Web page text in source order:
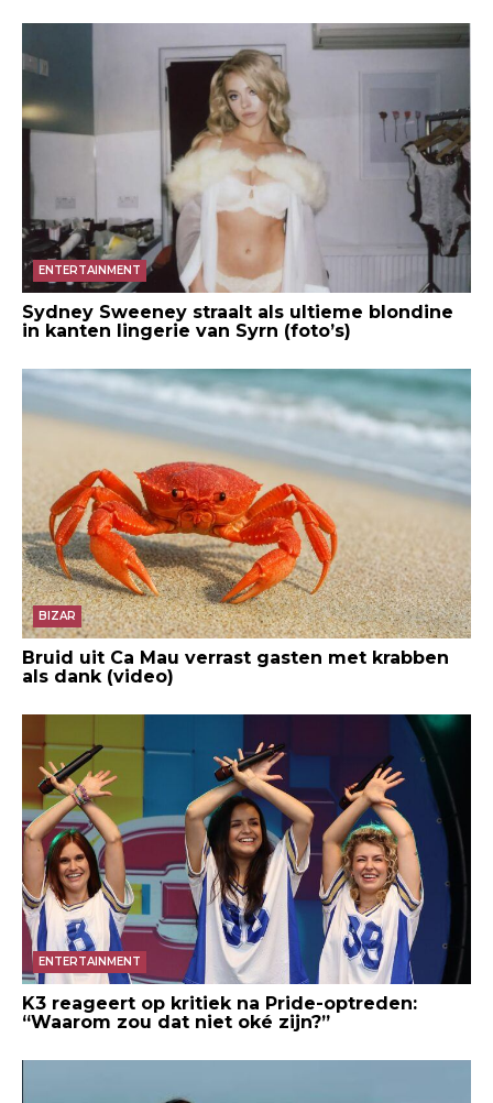
ENTERTAINMENT
Sydney Sweeney straalt als ultieme blondine
in kanten lingerie van Syrn (foto’s)
BIZAR
Bruid uit Ca Mau verrast gasten met krabben
als dank (video)
ENTERTAINMENT
K3 reageert op kritiek na Pride-optreden:
“Waarom zou dat niet oké zijn?”